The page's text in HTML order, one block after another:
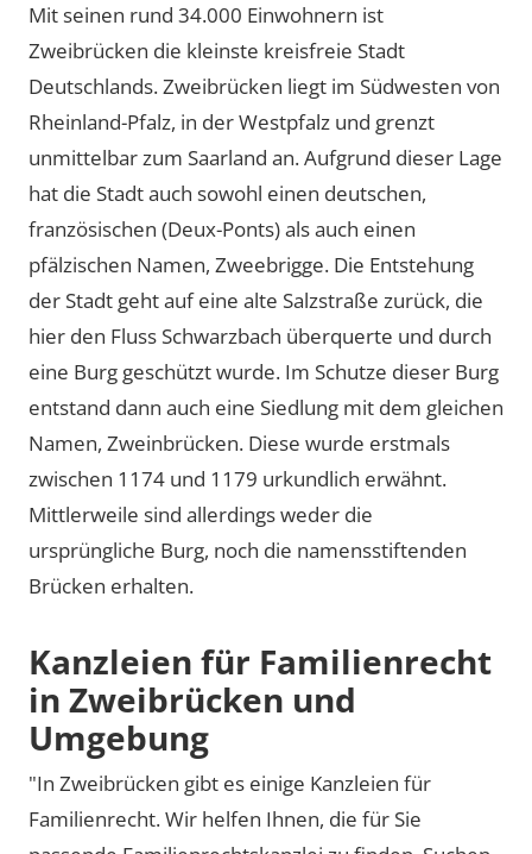
Mit seinen rund 34.000 Einwohnern ist
Zweibrücken die kleinste kreisfreie Stadt
Deutschlands. Zweibrücken liegt im Südwesten von
Rheinland-Pfalz, in der Westpfalz und grenzt
unmittelbar zum Saarland an. Aufgrund dieser Lage
hat die Stadt auch sowohl einen deutschen,
französischen (Deux-Ponts) als auch einen
pfälzischen Namen, Zweebrigge. Die Entstehung
der Stadt geht auf eine alte Salzstraße zurück, die
hier den Fluss Schwarzbach überquerte und durch
eine Burg geschützt wurde. Im Schutze dieser Burg
entstand dann auch eine Siedlung mit dem gleichen
Namen, Zweinbrücken. Diese wurde erstmals
zwischen 1174 und 1179 urkundlich erwähnt.
Mittlerweile sind allerdings weder die
ursprüngliche Burg, noch die namensstiftenden
Brücken erhalten.
Kanzleien für Familienrecht
in Zweibrücken und
Umgebung
"In Zweibrücken gibt es einige Kanzleien für
Familienrecht. Wir helfen Ihnen, die für Sie